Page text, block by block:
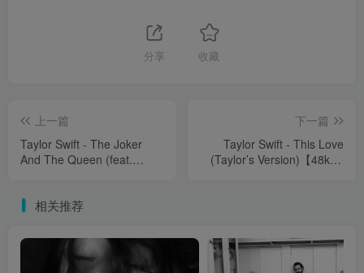
分享 收藏
上一篇
Taylor Swift - The Joker
And The Queen (feat.
下一篇
Taylor Swift - This Love
(Taylor’s Version)【48kHz
相关推荐